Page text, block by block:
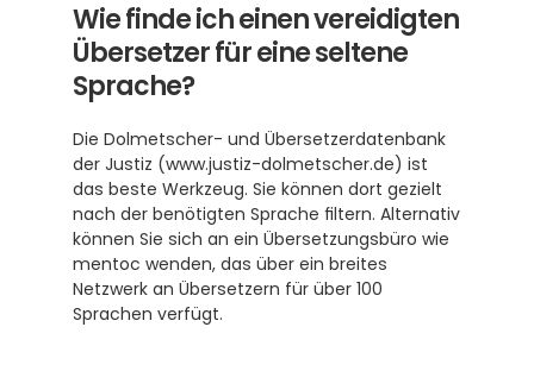
Wie finde ich einen vereidigten
Übersetzer für eine seltene
Sprache?
Die Dolmetscher- und Übersetzerdatenbank
der Justiz (www.justiz-dolmetscher.de) ist
das beste Werkzeug. Sie können dort gezielt
nach der benötigten Sprache filtern. Alternativ
können Sie sich an ein Übersetzungsbüro wie
mentoc wenden, das über ein breites
Netzwerk an Übersetzern für über 100
Sprachen verfügt.